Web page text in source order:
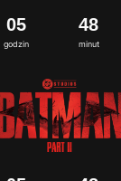
godzin
05
minut
48